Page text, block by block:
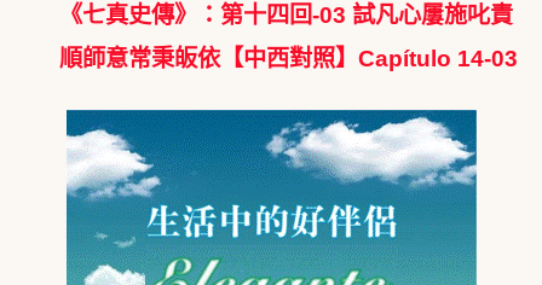
《七真史傳》：第十四回-03 試凡心屢施叱責
順師意常秉皈依【中西對照】Capítulo 14-03